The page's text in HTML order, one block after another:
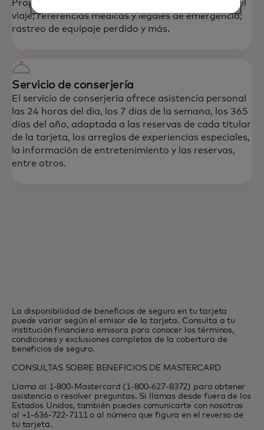
Proporciona información sobre el destino antes del
viaje; referencias médicas y legales de emergencia;
rastreo de equipaje perdido y más.
Servicio de conserjería
El servicio de conserjería ofrece asistencia personal
las 24 horas del día, los 7 días de la semana, los 365
días del año, adaptada a las reservas de cada titular
de la tarjeta, los arreglos de experiencias especiales,
la información de entretenimiento y las reservas,
entre otros.
La disponibilidad de beneficios de seguro en tu tarjeta
puede variar según el emisor de la tarjeta. Consulta a tu
institución financiera emisora para conocer los términos,
condiciones y exclusiones completos de la cobertura de
beneficios de seguro.
CONSULTAS SOBRE BENEFICIOS DE MASTERCARD
Llama al 1-800-Mastercard (1-800-627-8372) para obtener
asistencia o resolver preguntas. Si llamas desde fuera de los
Estados Unidos, también puedes comunicarte con nosotros
al +1-636-722-7111 o al número que figura en el reverso de
tu tarjeta.